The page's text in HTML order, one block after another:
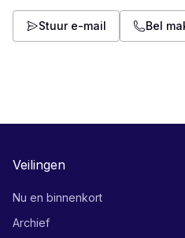
Stuur e-mail Bel
Veilingen
Nu en binnenkort
Archief